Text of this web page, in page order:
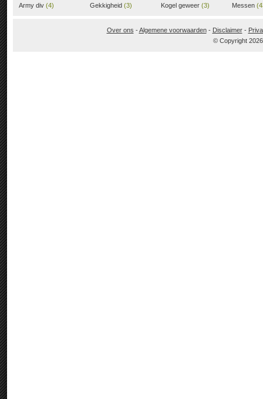
Army div (4)
Gekkigheid (3)
Kogel geweer (3)
Messen
Over ons -Algemene voorwaarden- Disclaimer-
© Copyright